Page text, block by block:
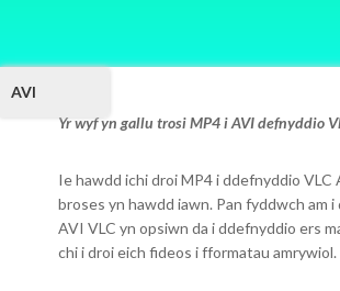
AVI
Yr wyf yn gallu trosi MP4 i AVI defnyddio
Ie hawdd ichi droi MP4 i ddefnyddio VLC
broses yn hawdd iawn. Pan fyddwch am i
AVI VLC yn opsiwn da i ddefnyddio ers
chi i droi eich fideos i fformatau amrywiol.